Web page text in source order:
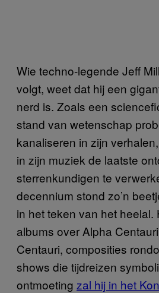
Wie techno-legende Jeff
volgt, weet dat hij een
nerd is. Zoals een
stand van wetenschap
kanaliseren in zijn
in zijn muziek de laatste
sterrenkundigen te
decennium stond zo’n
in het teken van het heelal.
albums over Alpha
Centauri, composities
shows die tijdreizen
ontmoeting zal hij in het